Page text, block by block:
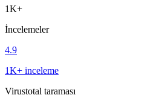
1K+
İncelemeler
4.9
1K+ inceleme
Virustotal taraması